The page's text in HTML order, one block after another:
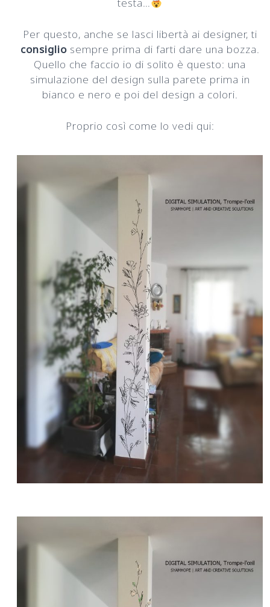
Per questo, anche se lasci libertà ai designer, ti
consiglio sempre prima di farti dare una bozza.
Quello che faccio io di solito è questo: una
simulazione del design sulla parete prima in
bianco e nero e poi del design a colori.
Proprio così come lo vedi qui: